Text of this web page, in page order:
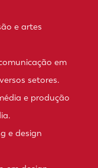
e artes
em
setores.
e produção
e design